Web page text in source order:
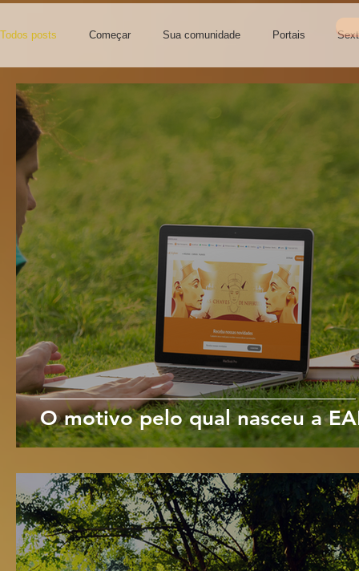
Todos posts Começar Sua comunidade Portais
O motivo pelo qual nasceu a